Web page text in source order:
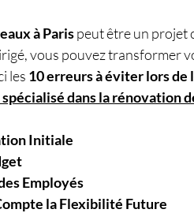
à Paris peut être un projet
vous pouvez transformer
les 10 erreurs à éviter lors de
dans la rénovation
Initiale
Employés
la Flexibilité Future